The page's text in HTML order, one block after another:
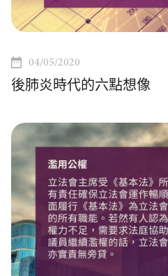
04/05/2020
後肺炎時代的六點想像